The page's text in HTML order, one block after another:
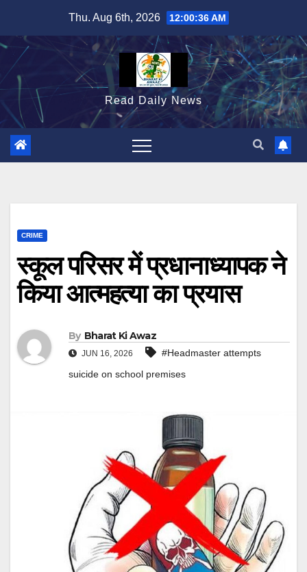
content
Thu. Aug 6th, 2026 12:00:37 AM
Read Daily News
CRIME
स्कूल परिसर में प्रधानाध्यापक ने
किया आत्महत्या का प्रयास
By Bharat Ki Awaz
JUN 16, 2026
#Headmaster attempts
suicide on school premises